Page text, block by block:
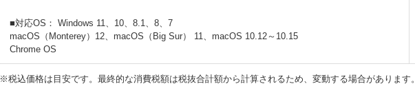
■対応OS： Windows 11、10、8.1、8、7
macOS（Monterey）12、macOS（Big Sur） 11、macOS 10.12～10.15
Chrome OS
※税込価格は目安です。最終的な消費税額は税抜合計額から計算されるため、変動する場合があります。